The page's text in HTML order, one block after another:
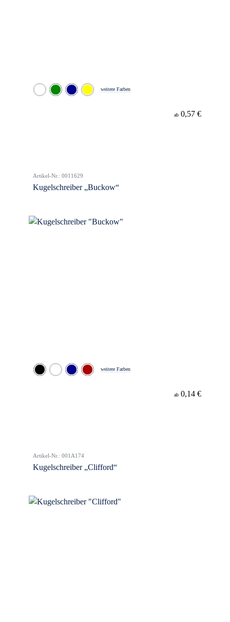
weitere Farben
ab 0,57 €
Artikel-Nr.: 0011629
Kugelschreiber „Buckow“
weitere Farben
ab 0,14 €
Artikel-Nr.: 001A174
Kugelschreiber „Clifford“